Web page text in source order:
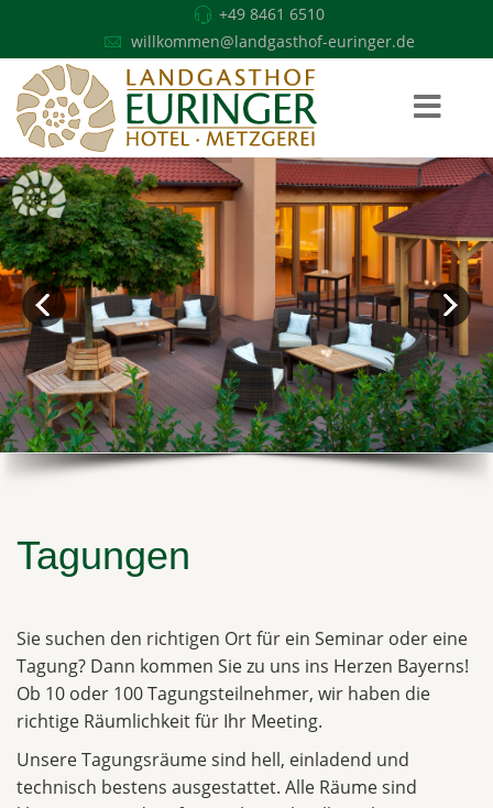
+49 8461 6510
willkommen@landgasthof-euringer.de
Tagungen
Sie suchen den richtigen Ort für ein Seminar oder eine
Tagung? Dann kommen Sie zu uns ins Herzen Bayerns!
Ob 10 oder 100 Tagungsteilnehmer, wir haben die
richtige Räumlichkeit für Ihr Meeting.
Unsere Tagungsräume sind hell, einladend und
technisch bestens ausgestattet. Alle Räume sind